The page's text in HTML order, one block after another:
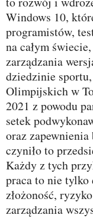
Windows 10,
programistów,
na całym
zarządzania
dziedzinie
Olimpijskich w
2021 z powodu
setek
oraz
czyniło to
Każdy z tych
praca to nie tylko
złożoność,
zarządzania